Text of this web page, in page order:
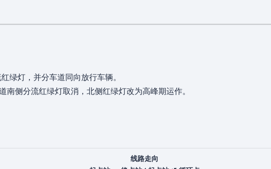
绿灯，并分车道同向放行车辆。
侧分流红绿灯取消，北侧红绿灯改为高峰期运作。
线路走向